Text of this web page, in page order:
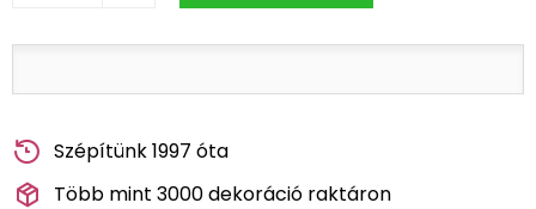
Szépítünk 1997 óta
Több mint 3000 dekoráció raktáron